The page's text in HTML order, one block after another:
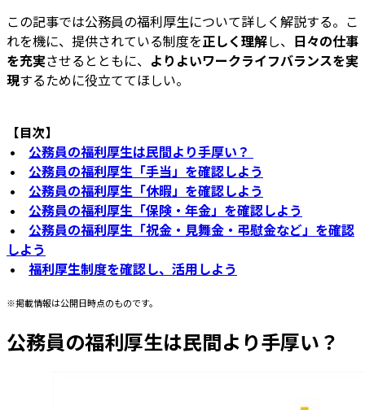
この記事では公務員の福利厚生について詳しく解説する。こ
れを機に、提供されている制度を正しく理解し、 日々の仕事
を充実させるとともに、 よりよいワークライフバランスを実
現するために役立ててほしい。
【目次】
• 公務員の福利厚生は民間より手厚い？
• 公務員の福利厚生「手当」を確認しよう
• 公務員の福利厚生「休暇」を確認しよう
• 公務員の福利厚生「保険・年金」を確認しよう
• 公務員の福利厚生「祝金・見舞金・弔慰金など」を確認
しよう
• 福利厚生制度を確認し、活用しよう
※掲載情報は公開日時点のものです。
公務員の福利厚生は民間より手厚い？